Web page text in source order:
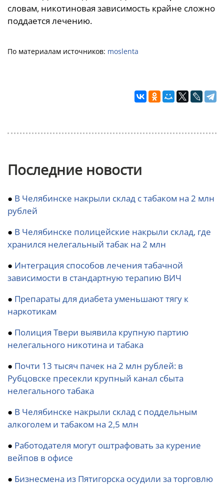
словам, никотиновая зависимость крайне сложно
поддается лечению.
По материалам источников: moslenta
Последние новости
● В Челябинске накрыли склад с табаком на 2 млн
рублей
● В Челябинске полицейские накрыли склад, где
хранился нелегальный табак на 2 млн
● Интеграция способов лечения табачной
зависимости в стандартную терапию ВИЧ
● Препараты для диабета уменьшают тягу к
наркотикам
● Полиция Твери выявила крупную партию
нелегального никотина и табака
● Почти 13 тысяч пачек на 2 млн рублей: в
Рубцовске пресекли крупный канал сбыта
нелегального табака
● В Челябинске накрыли склад с поддельным
алкоголем и табаком на 2,5 млн
● Работодателя могут оштрафовать за курение
вейпов в офисе
● Бизнесмена из Пятигорска осудили за торговлю